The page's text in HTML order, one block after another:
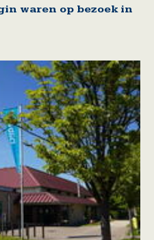
waren op bezoek in